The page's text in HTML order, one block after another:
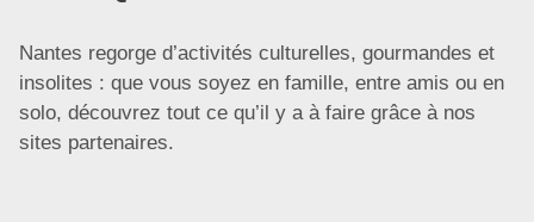
Nantes regorge d’activités culturelles, gourmandes et
insolites : que vous soyez en famille, entre amis ou en
solo, découvrez tout ce qu’il y a à faire grâce à nos
sites partenaires.